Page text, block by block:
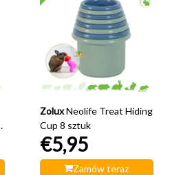
Zolux Neolife Treat Hiding
Cup 8 sztuk
€5,95
Zamów teraz